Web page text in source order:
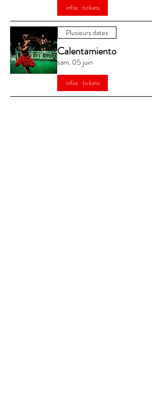
infos · tickets
Plusieurs dates
Calentamiento
sam. 05 juin
infos · tickets